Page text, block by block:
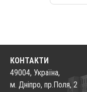
КОНТАКТИ
49004, Україна,
м. Дніпро, пр.Поля, 2